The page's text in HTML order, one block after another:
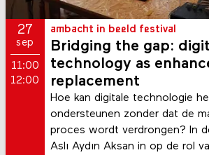
27
sep
11:00
ambacht in beeld festival
Bridging the gap:
technology as
replacement
Hoe kan digitale technologie
ondersteunen zonder dat de
proces wordt verdrongen? In